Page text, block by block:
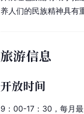
养人们的民族精神具有
旅游信息
开放时间
9：00-17：30，每月